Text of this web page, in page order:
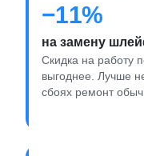
−11%
на замену
Скидка на работу
выгоднее. Лучше
сбоях ремонт